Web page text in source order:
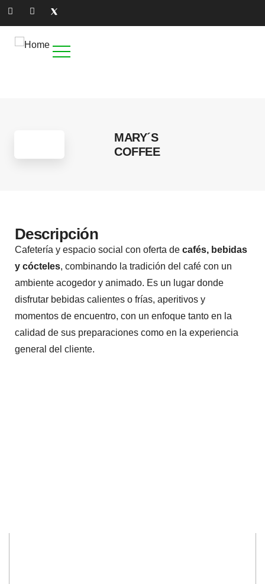
MARY´S
COFFEE
Descripción
Cafetería y espacio social con oferta de cafés, bebidas
y cócteles, combinando la tradición del café con un
ambiente acogedor y animado. Es un lugar donde
disfrutar bebidas calientes o frías, aperitivos y
momentos de encuentro, con un enfoque tanto en la
calidad de sus preparaciones como en la experiencia
general del cliente.